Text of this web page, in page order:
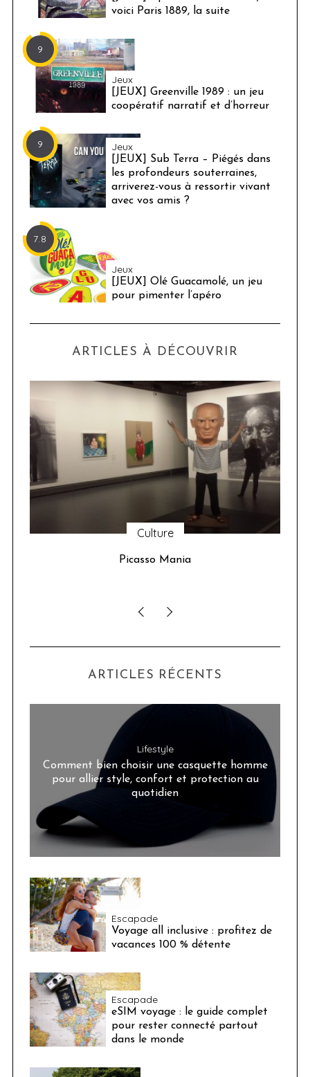
voici Paris 1889, la suite
9
Jeux
[JEUX] Greenville 1989 : un jeu
coopératif narratif et d’horreur
9 Jeux
[JEUX] Sub Terra – Piégés dans
les profondeurs souterraines,
arriverez-vous à ressortir vivant
avec vos amis ?
7.8
Jeux
[JEUX] Olé Guacamolé, un jeu
pour pimenter l’apéro
ARTICLES À DÉCOUVRIR
Culture
Picasso Mania
ARTICLES RÉCENTS
Lifestyle
Comment bien choisir une casquette homme
pour allier style, confort et protection au
quotidien
Escapade
Voyage all inclusive : profitez de
vacances 100 % détente
Escapade
eSIM voyage : le guide complet
pour rester connecté partout
dans le monde